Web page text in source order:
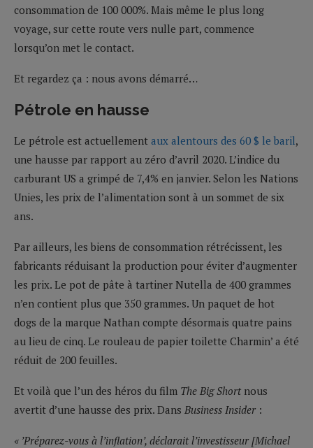
consommation de 100 000%. Mais même le plus long
voyage, sur cette route vers nulle part, commence
lorsqu’on met le contact.
Et regardez ça : nous avons démarré…
Pétrole en hausse
Le pétrole est actuellement aux alentours des 60 $ le baril,
une hausse par rapport au zéro d’avril 2020. L’indice du
carburant US a grimpé de 7,4% en janvier. Selon les Nations
Unies, les prix de l’alimentation sont à un sommet de six
ans.
Par ailleurs, les biens de consommation rétrécissent, les
fabricants réduisant la production pour éviter d’augmenter
les prix. Le pot de pâte à tartiner Nutella de 400 grammes
n’en contient plus que 350 grammes. Un paquet de hot
dogs de la marque Nathan compte désormais quatre pains
au lieu de cinq. Le rouleau de papier toilette Charmin’ a été
réduit de 200 feuilles.
Et voilà que l’un des héros du film The Big Short nous
avertit d’une hausse des prix. Dans Business Insider :
« ’Préparez-vous à l’inflation’, déclarait l’investisseur [Michael